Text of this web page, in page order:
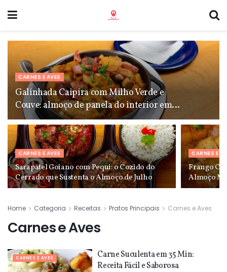
CARNES E AVES
Galinhada Caipira com Milho Verde e
Couve: almoço de panela do interior em
julho
CARNES E AVES
Sarapatel Goiano com Pequi: o Cozido do
Cerrado que Sustenta o Almoço de Julho
CARNES E
Frango
Almoço
Home Categoria Receitas Pratos Principais Carnes e Aves
Carnes e Aves
CARNES E AVES
Carne Suculenta em 35 Min:
Receita Fácil e Saborosa